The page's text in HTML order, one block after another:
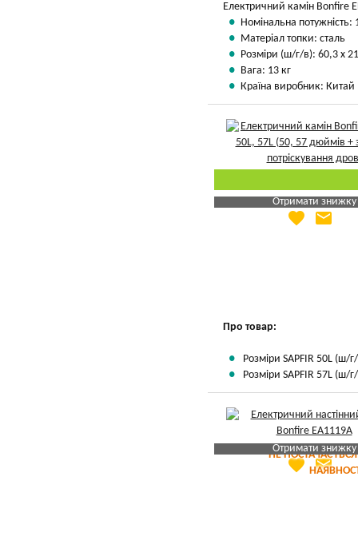
Електричний камін Bonfire
Номінальна потужність:
Матеріал топки: сталь
Розміри (ш/г/в): 60,3 х
Вага: 13 кг
Країна виробник: Китай
Отримати знижку
Яка Ваша ціна
favorite email
Про товар:
Розміри SAPFIR 50L (ш/
Розміри SAPFIR 57L (ш/
НЕ
Отримати знижку
Яка Ваша ціна?
favorite email